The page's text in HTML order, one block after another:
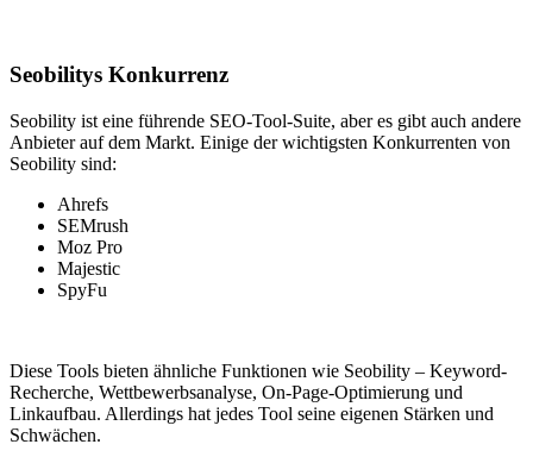
Seobilitys Konkurrenz
Seobility ist eine führende SEO-Tool-Suite, aber es gibt auch andere
Anbieter auf dem Markt. Einige der wichtigsten Konkurrenten von
Seobility sind:
Ahrefs
SEMrush
Moz Pro
Majestic
SpyFu
Diese Tools bieten ähnliche Funktionen wie Seobility – Keyword-
Recherche, Wettbewerbsanalyse, On-Page-Optimierung und
Linkaufbau. Allerdings hat jedes Tool seine eigenen Stärken und
Schwächen.